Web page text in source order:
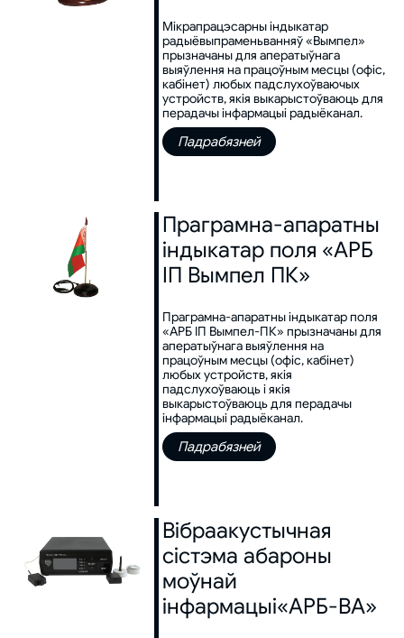
Мікрапрацэсарны індыкатар
радыёвыпраменьванняў «Вымпел»
прызначаны для аператыўнага
выяўлення на працоўным месцы (офіс,
кабінет) любых падслухоўваючых
устройств, якія выкарыстоўваюць для
перадачы інфармацыі радыёканал.
Падрабязней
Праграмна-апаратны
індыкатар поля «АРБ
ІП Вымпел ПК»
Праграмна-апаратны індыкатар поля
«АРБ ІП Вымпел-ПК» прызначаны для
аператыўнага выяўлення на
працоўным месцы (офіс, кабінет)
любых устройств, якія
падслухоўваюць і якія
выкарыстоўваюць для перадачы
інфармацыі радыёканал.
Падрабязней
Вібраакустычная
сістэма абароны
моўнай
інфармацыі«АРБ-ВА»